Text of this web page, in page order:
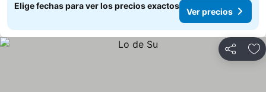
Elige fechas para ver los precios exactos
Ver precios
Compartir